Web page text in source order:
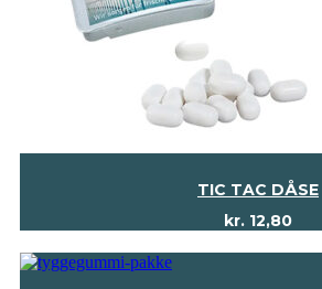
TIC TAC DÅSE
kr. 12,80